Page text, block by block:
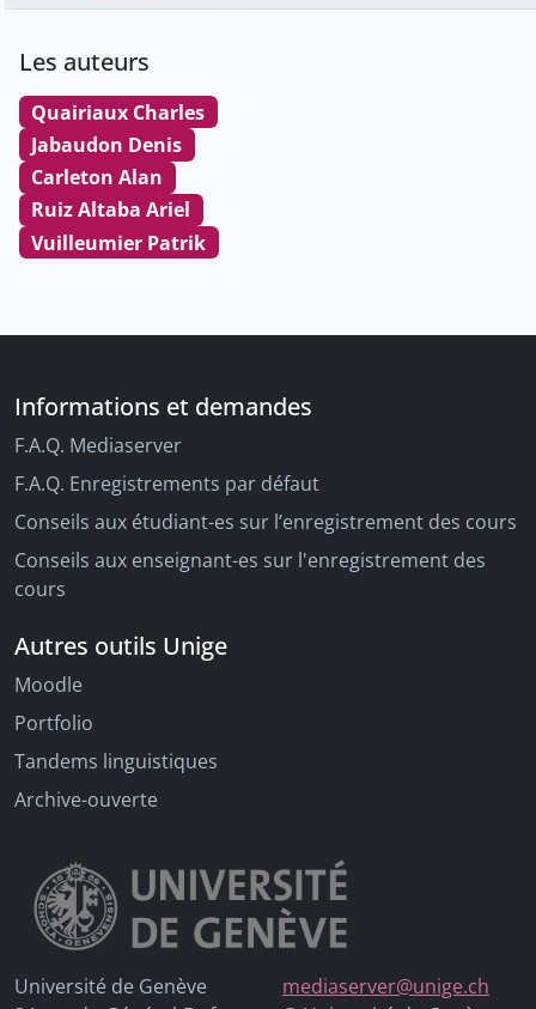
Les auteurs
Quairiaux Charles
Jabaudon Denis
Carleton Alan
Ruiz Altaba Ariel
Vuilleumier Patrik
Informations et demandes
F.A.Q. Mediaserver
F.A.Q. Enregistrements par défaut
Conseils aux étudiant-es sur l’enregistrement des cours
Conseils aux enseignant-es sur l'enregistrement des
cours
Autres outils Unige
Moodle
Portfolio
Tandems linguistiques
Archive-ouverte
Université de Genève
mediaserver@unige.ch